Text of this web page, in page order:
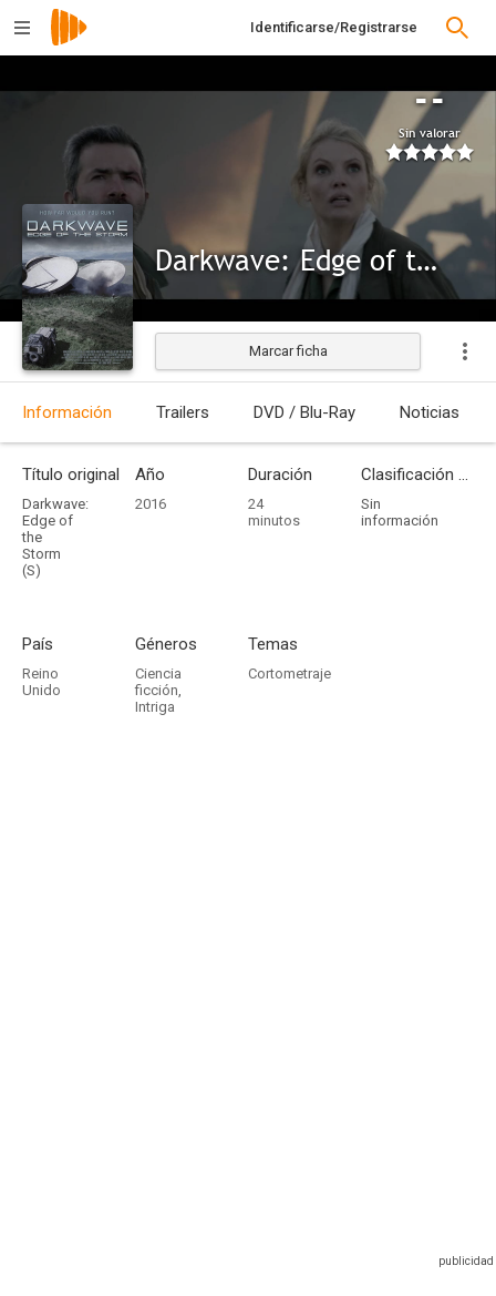
Identificarse/Registrarse
--
Sin valorar
Darkwave: Edge of the Storm
Marcar ficha
Información Trailers DVD / Blu-Ray Noticias
Título original
Darkwave:
Edge of
the
Storm
(S)
Año
2016
Duración
24
minutos
Clasificación por edades
Sin
información
País
Reino
Unido
Géneros
Ciencia
ficción,
Intriga
Temas
Cortometraje